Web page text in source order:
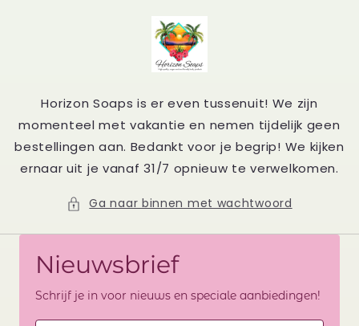
Horizon Soaps is er even tussenuit! We zijn
momenteel met vakantie en nemen tijdelijk geen
bestellingen aan. Bedankt voor je begrip! We kijken
ernaar uit je vanaf 31/7 opnieuw te verwelkomen.
Ga naar binnen met wachtwoord
Nieuwsbrief
Schrijf je in voor nieuws en speciale aanbiedingen!